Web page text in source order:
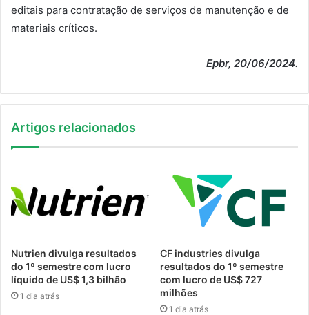
editais para contratação de serviços de manutenção e de
materiais críticos.
Epbr, 20/06/2024.
Artigos relacionados
Nutrien divulga resultados
do 1º semestre com lucro
líquido de US$ 1,3 bilhão
1 dia atrás
CF industries divulga
resultados do 1º semestre
com lucro de US$ 727
milhões
1 dia atrás